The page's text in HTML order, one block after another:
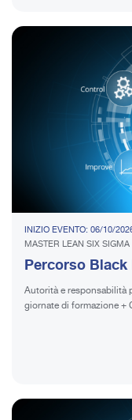
INIZIO EVENTO: 06/10/
MASTER LEAN SIX SIGMA
Percorso
Autorità e responsabilità
giornate di formazione +